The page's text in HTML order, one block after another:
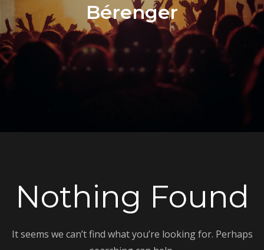
Bérenger
Nothing Found
It seems we can’t find what you’re looking for. Perhaps